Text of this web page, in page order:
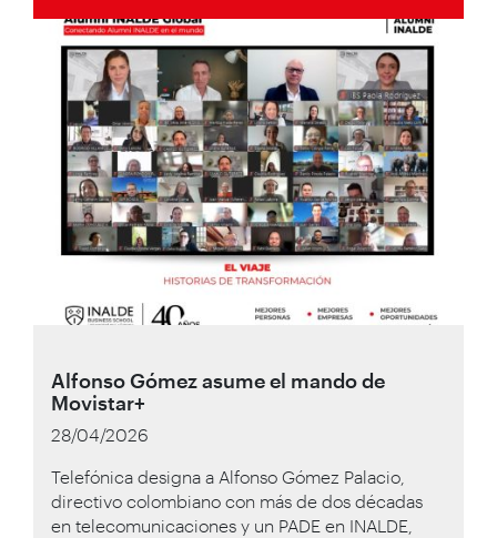
Alfonso Gómez asume el mando de
Movistar+
28/04/2026
Telefónica designa a Alfonso Gómez Palacio,
directivo colombiano con más de dos décadas
en telecomunicaciones y un PADE en INALDE,